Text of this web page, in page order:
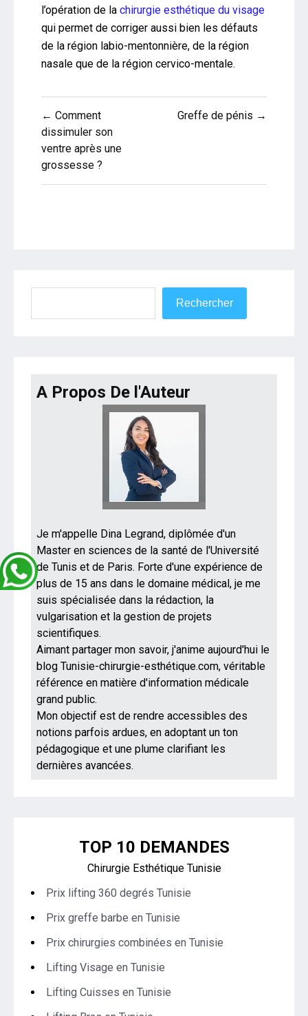
l’opération de la chirurgie esthétique du visage
qui permet de corriger aussi bien les défauts
de la région labio-mentonnière, de la région
nasale que de la région cervico-mentale.
Navigation
de
l’article
← Comment
dissimuler son
ventre après une
grossesse ?
Greffe de pénis →
Rechercher
A Propos De l'Auteur
Je m'appelle Dina Legrand, diplômée d'un
Master en sciences de la santé de l'Université
de Tunis et de Paris. Forte d'une expérience de
plus de 15 ans dans le domaine médical, je me
suis spécialisée dans la rédaction, la
vulgarisation et la gestion de projets
scientifiques.
Aimant partager mon savoir, j'anime aujourd'hui le
blog Tunisie-chirurgie-esthétique.com, véritable
référence en matière d'information médicale
grand public.
Mon objectif est de rendre accessibles des
notions parfois ardues, en adoptant un ton
pédagogique et une plume clarifiant les
dernières avancées.
TOP 10 DEMANDES
Chirurgie Esthétique Tunisie
Prix lifting 360 degrés Tunisie
Prix greffe barbe en Tunisie
Prix chirurgies combinées en Tunisie
Lifting Visage en Tunisie
Lifting Cuisses en Tunisie